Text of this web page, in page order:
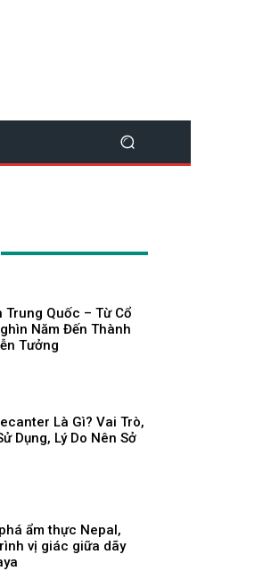
Trung Quốc – Từ Cổ
Năm Đến Thành
Tưởng
Là Gì? Vai Trò,
Dụng, Lý Do Nên Sở
ẩm thực Nepal,
vị giác giữa dãy